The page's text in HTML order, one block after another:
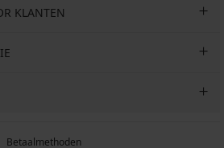
KLANTEN
Betaalmethoden